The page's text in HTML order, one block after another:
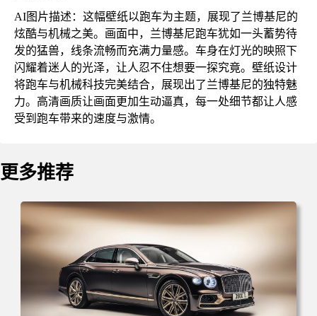
AI图片描述：这幅壁纸以跑车为主题，展现了兰博基尼的
炫酷与机械之美。画面中，兰博基尼跑车犹如一头蓄势待
发的猛兽，线条流畅而充满力量感。车身在灯光的映照下
闪耀着迷人的光泽，让人忍不住想要一探究竟。壁纸设计
将跑车与机械科技完美结合，展现出了兰博基尼的独特魅
力。高清画质让画面更加生动逼真，每一处细节都让人感
受到跑车带来的速度与激情。
更多推荐